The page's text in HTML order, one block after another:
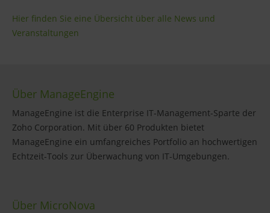
Hier finden Sie eine Übersicht über alle News und
Veranstaltungen
Über ManageEngine
ManageEngine ist die Enterprise IT-Management-Sparte der
Zoho Corporation. Mit über 60 Produkten bietet
ManageEngine ein umfangreiches Portfolio an hochwertigen
Echtzeit-Tools zur Überwachung von IT-Umgebungen.
Über MicroNova